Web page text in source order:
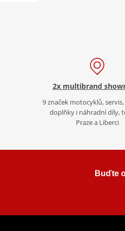
2x multibrand
9 značek motocyklů,
doplňky i náhradní díly,
Praze a Liberci
Buďte